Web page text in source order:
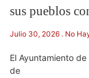
sus pueblos
Julio 30, 2026 No
El Ayuntamiento
de